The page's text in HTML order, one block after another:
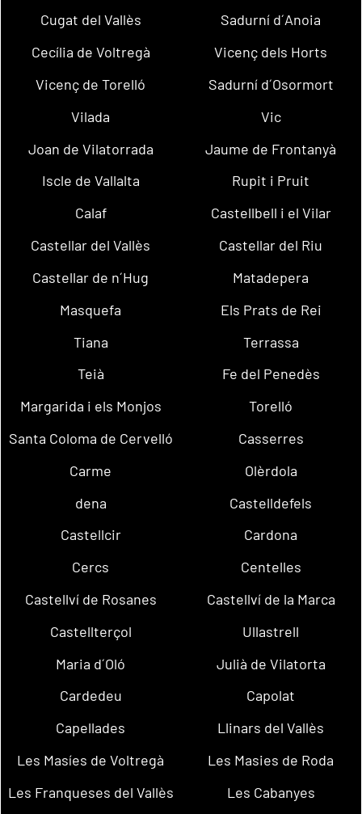
Cugat del Vallès
Sadurní d´Anoia
Cecília de Voltregà
Vicenç dels Horts
Vicenç de Torelló
Sadurní d´Osormort
Vilada
Vic
Joan de Vilatorrada
Jaume de Frontanyà
Iscle de Vallalta
Rupit i Pruit
Calaf
Castellbell i el Vilar
Castellar del Vallès
Castellar del Riu
Castellar de n´Hug
Matadepera
Masquefa
Els Prats de Rei
Tiana
Terrassa
Teià
Fe del Penedès
Margarida i els Monjos
Torelló
Santa Coloma de Cervelló
Casserres
Carme
Olèrdola
dena
Castelldefels
Castellcir
Cardona
Cercs
Centelles
Castellví de Rosanes
Castellví de la Marca
Castellterçol
Ullastrell
Maria d´Oló
Julià de Vilatorta
Cardedeu
Capolat
Capellades
Llinars del Vallès
Les Masíes de Voltregà
Les Masies de Roda
Les Franqueses del Vallès
Les Cabanyes